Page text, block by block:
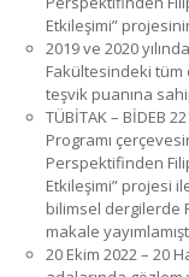
Etkileşimi”
2019 ve 2020
Fakültesindeki
teşvik puanına
TÜBİTAK – BİDEB
Programı
Perspektifinden
Etkileşimi” projesi
bilimsel dergilerde
makale
20 Ekim 2022 – 20